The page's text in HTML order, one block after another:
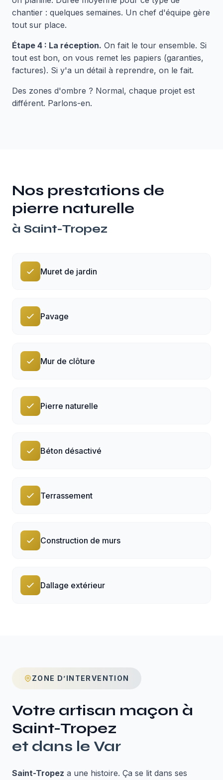
chantier : quelques semaines. Un chef d'équipe gère
tout sur place.
Étape 4 : La réception. On fait le tour ensemble. Si
tout est bon, on vous remet les papiers (garanties,
factures). Si y'a un détail à reprendre, on le fait.
Des zones d'ombre ? Normal, chaque projet est
différent. Parlons-en.
Nos prestations de
pierre naturelle
à Saint-Tropez
Muret de jardin
Pavage
Mur de clôture
Pierre naturelle
Béton désactivé
Terrassement
Construction de murs
Dallage extérieur
ZONE D’INTERVENTION
Votre artisan maçon à
Saint-Tropez
et dans le Var
Saint-Tropez a une histoire. Ça se lit dans ses